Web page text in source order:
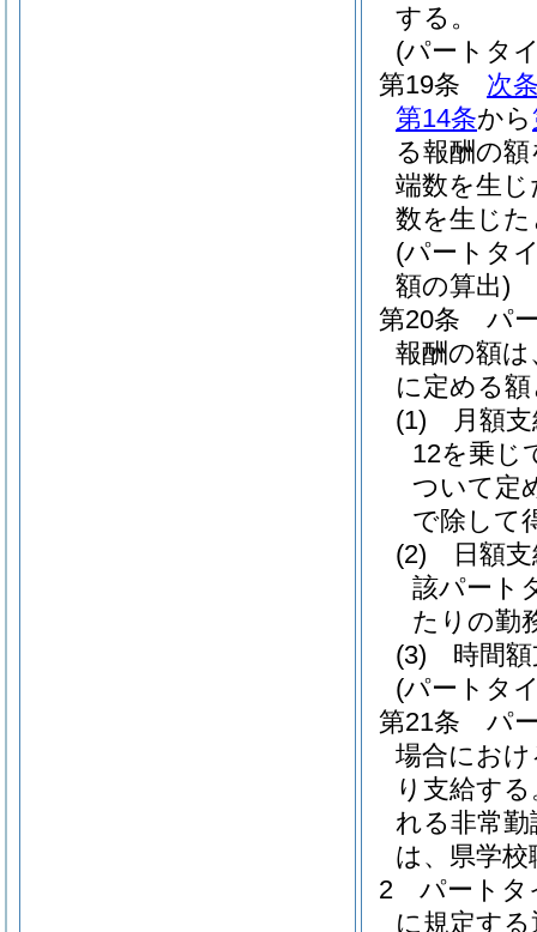
する。
(パートタ
第19条
次
第14条から
る報酬の
端数を生
数を生じ
(パートタ
額の算出)
第20条
パ
報酬の額は
に定める
(1)
月額
12を乗じ
ついて定
で除して
(2)
日額
該パート
たりの勤
(3)
時間
(パートタ
第21条
パ
場合にお
り支給する
れる非常勤
は、県学
2
パートタ
に規定す